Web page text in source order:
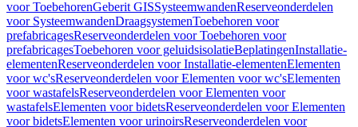
voor ToebehorenGeberit GISSysteemwandenReserveonderdelen
voor SysteemwandenDraagsystemenToebehoren voor
prefabricagesReserveonderdelen voor Toebehoren voor
prefabricagesToebehoren voor geluidsisolatieBeplatingenInstallatie-
elementenReserveonderdelen voor Installatie-elementenElementen
voor wc'sReserveonderdelen voor Elementen voor wc'sElementen
voor wastafelsReserveonderdelen voor Elementen voor
wastafelsElementen voor bidetsReserveonderdelen voor Elementen
voor bidetsElementen voor urinoirsReserveonderdelen voor